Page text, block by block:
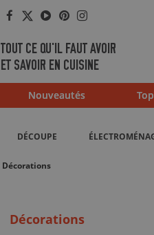
Facebook
Twitter
YouTube
Pinterest
Instagram
TOUT CE QU'IL FAUT AVOIR
ET SAVOIR EN CUISINE
Nouveautés
DÉCOUPE
Décorations
Décorations